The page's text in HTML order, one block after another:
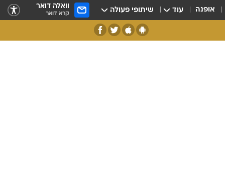
אופנה עוד שיתופי פעולה וואלה דואר
קרא דואר